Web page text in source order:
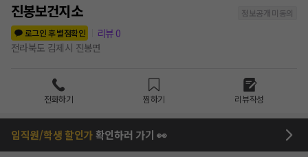
진봉보건지소
정보공개 미동의
로그인 후 별점확인
리뷰 0
전라북도 김제시 진봉면
전화하기 찜하기 리뷰작성
임직원/학생 할인가확인하러 가기 👀